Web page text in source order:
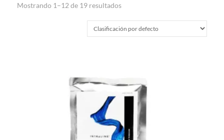
Mostrando 1–12 de 19 resultados